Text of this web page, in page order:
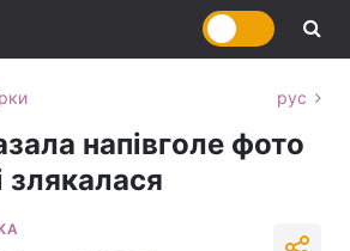
рус
напівголе фото
злякалася